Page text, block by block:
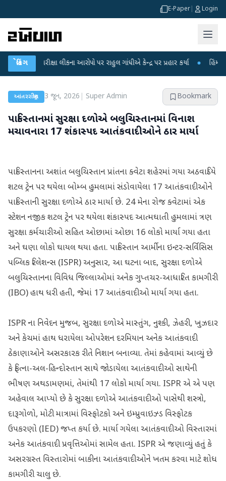
E-Paper Login
બ્રેકિંગ
પરીક્ષા લીકના આરોપો પર રાહુલ ગાંધીએ કેન્દ્ર પર પ્રહાર કર્યા ● હિંમતનગરમાં
આંતરરાષ્ટ્રીય 3 જૂન, 2026 Super Admin Bookmark
પાકિસ્તાનમાં સુરક્ષા દળોએ બલુચિસ્તાનમાં વિનાશ
મચાવનારા 17 શંકાસ્પદ આતંકવાદીઓને ઠાર માર્યા
પાકિસ્તાનના અશાંત બલુચિસ્તાન પ્રાંતના ક્વેટા શહેરમાં ગયા અઠવાડિયે
શટલ ટ્રેન પર થયેલા બોમ્બ હુમલામાં સંડોવાયેલા 17 આતંકવાદીઓને
પાકિસ્તાની સુરક્ષા દળોએ ઠાર માર્યા છે. 24 મેના રોજ ક્વેટામાં એક
સ્ટેશન નજીક શટલ ટ્રેન પર થયેલા શંકાસ્પદ આત્મઘાતી હુમલામાં ત્રણ
સુરક્ષા કર્મચારીઓ સહિત ઓછામાં ઓછા 16 લોકો માર્યા ગયા હતા
અને ઘણા લોકો ઘાયલ થયા હતા. પાકિસ્તાન આર્મીના ઇન્ટર-સર્વિસિસ
પબ્લિક રિલેશન્સ (ISPR) અનુસાર, આ ઘટના બાદ, સુરક્ષા દળોએ
બલુચિસ્તાનના વિવિધ જિલ્લાઓમાં અનેક ગુપ્તચર-આધારિત કામગીરી
(IBO) હાથ ધરી હતી, જેમાં 17 આતંકવાદીઓ માર્યા ગયા હતા.
ISPR ના નિવેદન મુજબ, સુરક્ષા દળોએ માસ્તુંગ, નુશ્કી, ઝેહરી, ખુઝદાર
અને કેચમાં હાથ ધરાયેલા ઓપરેશન દરમિયાન અનેક આતંકવાદી
ઠેકાણાઓને અસરકારક રીતે નિશાન બનાવ્યા. તેમાં કહેવામાં આવ્યું છે
કે ફિત્ના-અલ-હિન્દોસ્તાન સાથે જોડાયેલા આતંકવાદીઓ સાથેની
ભીષણ અથડામણમાં, તેમાંથી 17 લોકો માર્યા ગયા. ISPR એ એ પણ
અહેવાલ આપ્યો છે કે સુરક્ષા દળોએ આતંકવાદીઓ પાસેથી શસ્ત્રો,
દારૂગોળો, મોટી માત્રામાં વિસ્ફોટકો અને ઇમ્પ્રુવાઇઝ્ડ વિસ્ફોટક
ઉપકરણો (IED) જપ્ત કર્યા છે. માર્યા ગયેલા આતંકવાદીઓ વિસ્તારમાં
અનેક આતંકવાદી પ્રવૃત્તિઓમાં સામેલ હતા. ISPR એ જણાવ્યું હતું કે
અસરગ્રસ્ત વિસ્તારોમાં બાકીના આતંકવાદીઓને ખતમ કરવા માટે શોધ
કામગીરી ચાલુ છે.